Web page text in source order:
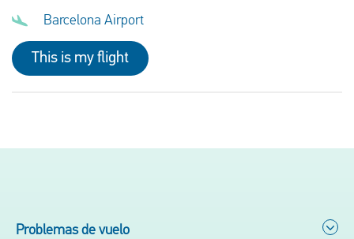
Barcelona Airport
This is my flight
Problemas de vuelo